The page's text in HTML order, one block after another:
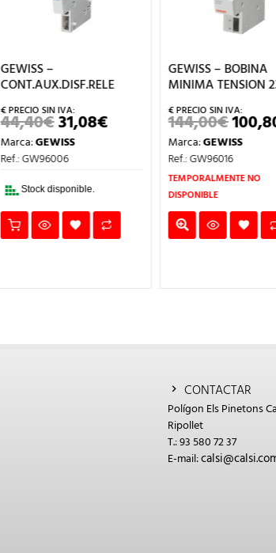
GEWISS –
CONT.AUX.DISF.RELE
44,40€EL
PRECIO
ORIGINAL
ERA:
31,08€EL
PRECIO
Marca:GEWISS
Ref.: GW96006
Stock disponible.
GEWISS – BOBINA
MINIMA TENSION
144,00€EL
ERA:
Marca:GEWISS
Ref.: GW96016
TEMPORALMENTE NO
DISPONIBLE
CONTACTAR
Polígon Els Pinetons
Ripollet
T.: 93 580 72 37
E-mail: